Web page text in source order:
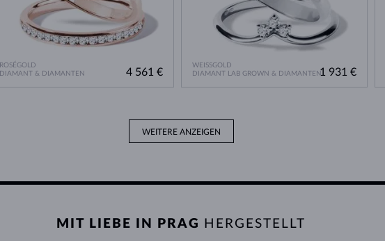
ROSÉGOLD
DIAMANT & DIAMANTEN
4 561 €
WEISSGOLD
DIAMANT LAB GROWN & DIAMANTEN1 931 €
WEITERE ANZEIGEN
MIT LIEBE IN PRAG HERGESTELLT